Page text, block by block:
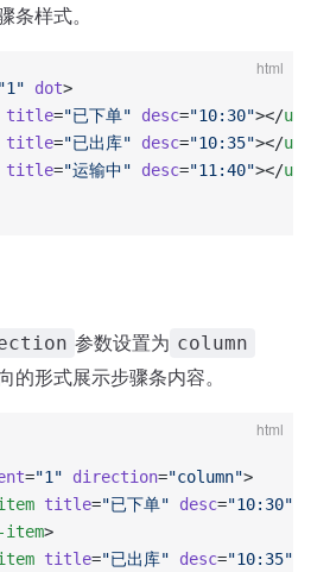
条样式。
html
"1" dot>
title="已下单" desc="10:30"></
title="已出库" desc="10:35"></
title="运输中" desc="11:40"></
参数设置为 column
的形式展示步骤条内容。
html
="1" direction="column">
title="已下单" desc="10:30"
item>
title="已出库" desc="10:35"